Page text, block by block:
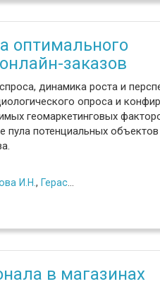
оптимального
заказов
динамика роста и
опроса и
геомаркетинговых
пула потенциальных объектов
И.Н. , Герасименко О.А.
в магазинах